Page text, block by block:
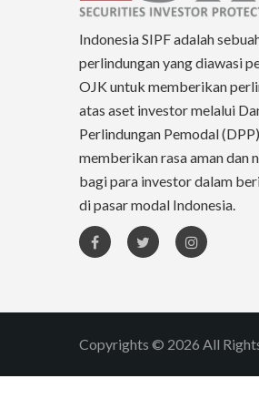
Indonesia SIPF adalah
perlindungan yang diawasi
OJK untuk memberikan
atas aset investor melalui
Perlindungan Pemodal
memberikan rasa aman dan
bagi para investor dalam
di pasar modal Indonesia.
Copyrights © 2026 All